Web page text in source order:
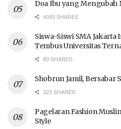
Doa Ibu yang Mengubah
4093 SHARES
Siswa-Siswi SMA Jakarta
Tembus Universitas
83 SHARES
Shobrun Jamil, Bersabar
323 SHARES
Pagelaran Fashion
Style